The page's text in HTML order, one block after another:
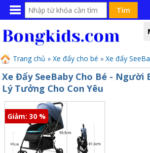
Menu
Trang chủ
Sản phẩm đang bán
Xe ô tô điện trẻ em
Xe máy điện trẻ em
Xe cần cẩu máy xúc
Xe chòi chân thăng bằng
Xe đẩy cho bé
Trang chủ » Xe đẩy cho bé » Xe đẩy
Xe Đẩy SeeBaby Cho Bé - Người
Lý Tưởng Cho Con Yêu
Giảm: 30 %